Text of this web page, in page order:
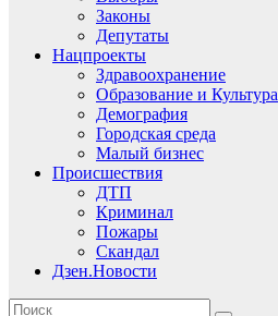
Законы
Депутаты
Нацпроекты
Здравоохранение
Образование и Культура
Демография
Городская среда
Малый бизнес
Происшествия
ДТП
Криминал
Пожары
Скандал
Дзен.Новости